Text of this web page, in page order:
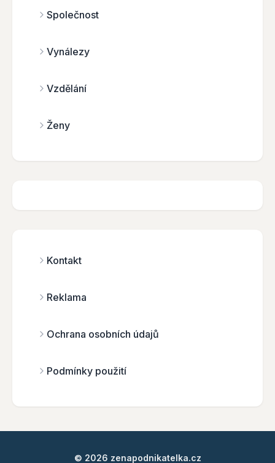
Společnost
Vynálezy
Vzdělání
Ženy
Kontakt
Reklama
Ochrana osobních údajů
Podmínky použití
© 2026 zenapodnikatelka.cz